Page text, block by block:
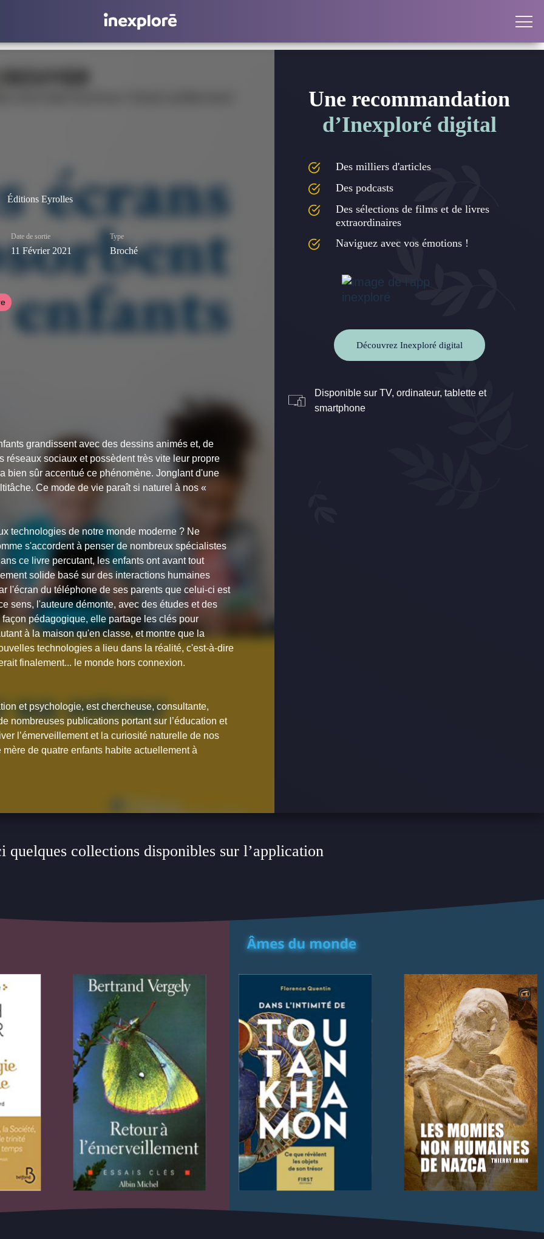
Éditions Eyrolles
Date de sortie
11 Février 2021
Type
Broché
grandissent avec des dessins animés et, de
sociaux et possèdent très vite leur propre
bien sûr accentué ce phénomène. Jonglant d'une
Ce mode de vie paraît si naturel à nos «
technologies de notre monde moderne ? Ne
s'accordent à penser de nombreux spécialistes
ce livre percutant, les enfants ont avant tout
solide basé sur des interactions humaines
l'écran du téléphone de ses parents que celui-ci est
sens, l'auteure démonte, avec des études et des
pédagogique, elle partage les clés pour
à la maison qu'en classe, et montre que la
technologies a lieu dans la réalité, c'est-à-dire
finalement... le monde hors connexion.
et psychologie, est chercheuse, consultante,
nombreuses publications portant sur l’éducation et
l’émerveillement et la curiosité naturelle de nos
de quatre enfants habite actuellement à
Une recommandation
d’Inexploré digital
Des milliers d'articles
Des podcasts
Des sélections de films et de livres
extraordinaires
Naviguez avec vos émotions !
Découvrez Inexploré digital
Disponible sur TV, ordinateur, tablette et
smartphone
quelques collections disponibles sur l’application